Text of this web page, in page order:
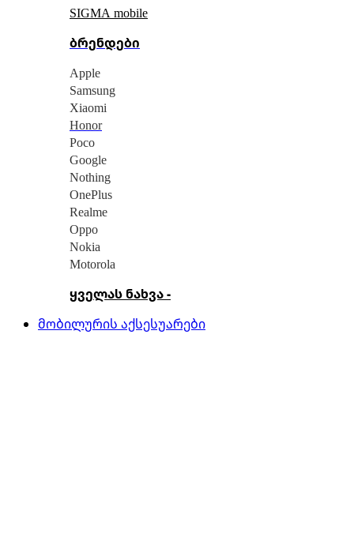
SIGMA mobile
ბრენდები
Apple
Samsung
Xiaomi
Honor
Poco
Google
Nothing
OnePlus
Realme
Oppo
Nokia
Motorola
ყველას ნახვა -
მობილურის აქსესუარები